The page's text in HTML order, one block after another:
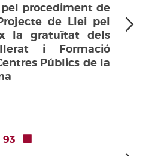
procediment de
de Llei pel
la gratuïtat dels
i Formació
Públics de la
93